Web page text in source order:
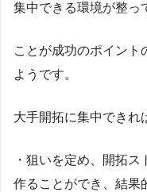
集中できる環境が整っ
ことが成功のポイント
ようです。
大手開拓に集中できれ
・狙いを定め、開拓ス
作ることができ、結果